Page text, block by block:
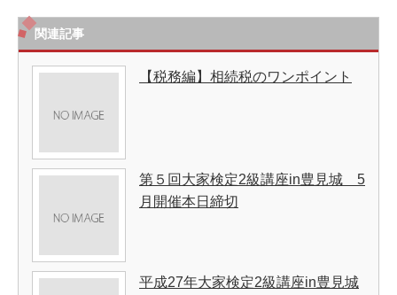
関連記事
【税務編】相続税のワンポイント
第５回大家検定2級講座in豊見城 5
月開催本日締切
平成27年大家検定2級講座in豊見城